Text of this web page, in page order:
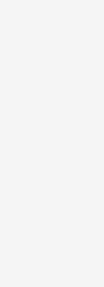
nicht nur
polnische
auch